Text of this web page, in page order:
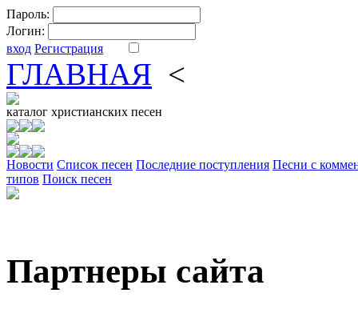
Пароль:
Логин:
вход Регистрация
ГЛАВНАЯ <
каталог христианских песен
Новости Cписок песен Последние поступления Песни с
типов Поиск песен
Партнеры сайта